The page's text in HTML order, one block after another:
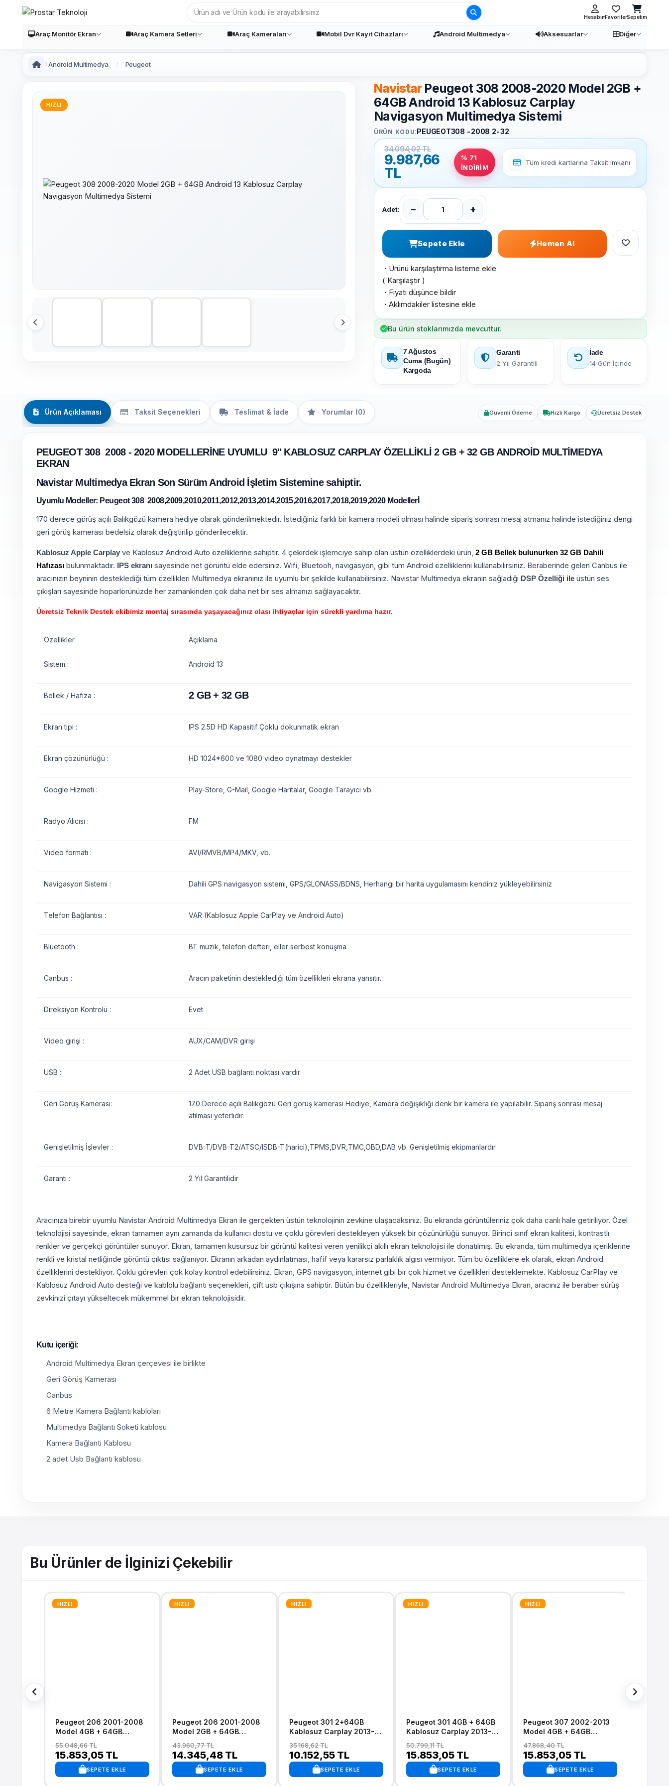
Ara HesabımFavorilerSepetim
Araç Monitör Ekran Araç Kamera Setleri Araç Kameraları Mobil Dvr Kayıt Cihazları Android Multimedya Aksesuarlar Diğer
Android Multimedya Peugeot
HIZLI
NavistarPeugeot 308 2008-2020 Model 2GB +
64GB Android 13 Kablosuz Carplay
Navigasyon Multimedya Sistemi
ÜRÜN KODU:PEUGEOT308 -2008 2-32
34.094,02 TL
9.987,66
TL
% 71
İNDİRİM
Tüm kredi kartlarına Taksit imkanı
Adet: − +
Sepete Ekle Hemen Al
· Ürünü karşılaştırma listeme ekle
( Karşılaştır )
· Fiyatı düşünce bildir
· Aklımdakiler listesine ekle
Bu ürün stoklarımızda mevcuttur.
7 Ağustos
Cuma (Bugün)
Kargoda
Garanti
2 Yıl Garantili
İade
14 Gün İçinde
Ürün Açıklaması Taksit Seçenekleri Teslimat & İade Yorumlar (0) Güvenli Ödeme Hızlı Kargo Ücretsiz Destek
PEUGEOT 308 2008 - 2020 MODELLERİNE UYUMLU 9" KABLOSUZ CARPLAY ÖZELLİKLİ 2 GB + 32 GB ANDROİD MULTİMEDYA
EKRAN
Navistar Multimedya Ekran Son Sürüm Android İşletim Sistemine sahiptir.
Uyumlu Modeller: Peugeot 308 2008,2009,2010,2011,2012,2013,2014,2015,2016,2017,2018,2019,2020 Modellerİ
170 derece görüş açılı Balıkgözü kamera hediye olarak gönderilmektedir. İstediğiniz farklı bir kamera modeli olması halinde sipariş sonrası mesaj atmanız halinde istediğiniz dengi
geri görüş kamerası bedelsiz olarak değiştirilip gönderilecektir.
Kablosuz Apple Carplay ve Kablosuz Android Auto özelliklerine sahiptir. 4 çekirdek işlemciye sahip olan üstün özelliklerdeki ürün, 2 GB Bellek bulunurken 32 GB Dahili
Hafızası bulunmaktadır. IPS ekranı sayesinde net görüntü elde edersiniz. Wifi, Bluetooh, navigasyon, gibi tüm Android özelliklerini kullanabilirsiniz. Beraberinde gelen Canbus ile
aracınızın beyninin desteklediği tüm özellikleri Multimedya ekranınız ile uyumlu bir şekilde kullanabilirsiniz. Navistar Multimedya ekranın sağladığı DSP Özelliği ile üstün ses
çıkışları sayesinde hoparlörünüzde her zamankinden çok daha net bir ses almanızı sağlayacaktır.
Ücretsiz Teknik Destek ekibimiz montaj sırasında yaşayacağınız olası ihtiyaçlar için sürekli yardıma hazır.
Özellikler Açıklama
Sistem : Android 13
Bellek / Hafıza : 2 GB + 32 GB
Ekran tipi : IPS 2.5D HD Kapasitif Çoklu dokunmatik ekran
Ekran çözünürlüğü : HD 1024*600 ve 1080 video oynatmayı destekler
Google Hizmeti : Play-Store, G-Mail, Google Haritalar, Google Tarayıcı vb.
Radyo Alıcısı : FM
Video formatı : AVI/RMVB/MP4/MKV, vb.
Navigasyon Sistemi : Dahili GPS navigasyon sistemi, GPS/GLONASS/BDNS, Herhangi bir harita uygulamasını kendiniz yükleyebilirsiniz
Telefon Bağlantısı : VAR (Kablosuz Apple CarPlay ve Android Auto)
Bluetooth : BT müzik, telefon defteri, eller serbest konuşma
Canbus : Aracın paketinin desteklediği tüm özellikleri ekrana yansıtır.
Direksiyon Kontrolü : Evet
Video girişi : AUX/CAM/DVR girişi
USB : 2 Adet USB bağlantı noktası vardır
Geri Görüş Kamerası:
170 Derece açılı Balıkgözü Geri görüş kamerası Hediye, Kamera değişikliği denk bir kamera ile yapılabilir. Sipariş sonrası mesaj
atılması yeterlidir.
Genişletilmiş İşlevler : DVB-T/DVB-T2/ATSC/ISDB-T(harici),TPMS,DVR,TMC,OBD,DAB vb. Genişletilmiş ekipmanlardır.
Garanti : 2 Yıl Garantilidir
Aracınıza birebir uyumlu Navistar Android Multimedya Ekran ile gerçekten üstün teknolojinin zevkine ulaşacaksınız. Bu ekranda görüntüleriniz çok daha canlı hale getiriliyor. Özel
teknolojisi sayesinde, ekran tamamen aynı zamanda da kullanıcı dostu ve çoklu görevleri destekleyen yüksek bir çözünürlüğü sunuyor. Birinci sınıf ekran kalitesi, kontrastlı
renkler ve gerçekçi görüntüler sunuyor. Ekran, tamamen kusursuz bir görüntü kalitesi veren yenilikçi akıllı ekran teknolojisi ile donatılmış. Bu ekranda, tüm multimedya içeriklerine
renkli ve kristal netliğinde görüntü çıktısı sağlanıyor. Ekranın arkadan aydınlatması, hafif veya kararsız parlaklık algısı vermiyor. Tüm bu özelliklere ek olarak, ekran Android
özelliklerini destekliyor. Çoklu görevleri çok kolay kontrol edebilirsiniz. Ekran, GPS navigasyon, internet gibi bir çok hizmet ve özellikleri desteklemekte. Kablosuz CarPlay ve
Kablosuz Android Auto desteği ve kablolu bağlantı seçenekleri, çift usb çıkışına sahiptir. Bütün bu özellikleriyle, Navistar Android Multimedya Ekran, aracınız ile beraber sürüş
zevkinizi çıtayı yükseltecek mükemmel bir ekran teknolojisidir.
Kutu içeriği:
Android Multimedya Ekran çerçevesi ile birlikte
Geri Görüş Kamerası
Canbus
6 Metre Kamera Bağlantı kabloları
Multimedya Bağlantı Soketi kablosu
Kamera Bağlantı Kablosu
2 adet Usb Bağlantı kablosu
Bu Ürünler de İlginizi Çekebilir
HIZLI
Peugeot 206 2001-2008
Model 4GB + 64GB
Carplay Navigasyon
Multimedya Sistemi
55.048,66 TL
15.853,05 TL
SEPETE EKLE
HIZLI
Peugeot 206 2001-2008
Model 2GB + 64GB
Carplay Navigasyon
Multimedya Sistemi
43.960,77 TL
14.345,48 TL
SEPETE EKLE
HIZLI
Peugeot 301 2+64GB
Kablosuz Carplay 2013-
Navigasyon Multimedya
Sistemi
35.168,62 TL
10.152,55 TL
SEPETE EKLE
HIZLI
Peugeot 301 4GB + 64GB
Kablosuz Carplay 2013-
Navigasyon Multimedya
Sistemi
50.799,11 TL
15.853,05 TL
SEPETE EKLE
HIZLI
Peugeot 307 2002-2013
Model 4GB + 64GB
Carplay Navigasyon
Multimedya Sistemi
47.868,40 TL
15.853,05 TL
SEPETE EKLE